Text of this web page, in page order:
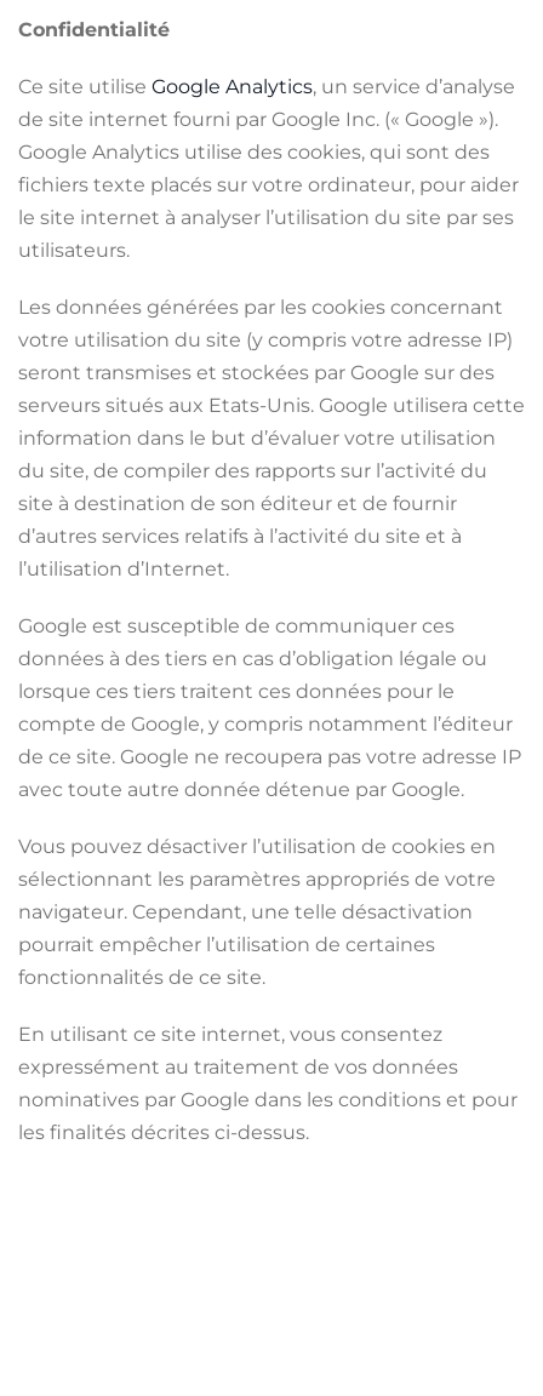
Confidentialité
Ce site utilise Google Analytics, un service d’analyse
de site internet fourni par Google Inc. (« Google »).
Google Analytics utilise des cookies, qui sont des
fichiers texte placés sur votre ordinateur, pour aider
le site internet à analyser l’utilisation du site par ses
utilisateurs.
Les données générées par les cookies concernant
votre utilisation du site (y compris votre adresse IP)
seront transmises et stockées par Google sur des
serveurs situés aux Etats-Unis. Google utilisera cette
information dans le but d’évaluer votre utilisation
du site, de compiler des rapports sur l’activité du
site à destination de son éditeur et de fournir
d’autres services relatifs à l’activité du site et à
l’utilisation d’Internet.
Google est susceptible de communiquer ces
données à des tiers en cas d’obligation légale ou
lorsque ces tiers traitent ces données pour le
compte de Google, y compris notamment l’éditeur
de ce site. Google ne recoupera pas votre adresse IP
avec toute autre donnée détenue par Google.
Vous pouvez désactiver l’utilisation de cookies en
sélectionnant les paramètres appropriés de votre
navigateur. Cependant, une telle désactivation
pourrait empêcher l’utilisation de certaines
fonctionnalités de ce site.
En utilisant ce site internet, vous consentez
expressément au traitement de vos données
nominatives par Google dans les conditions et pour
les finalités décrites ci-dessus.